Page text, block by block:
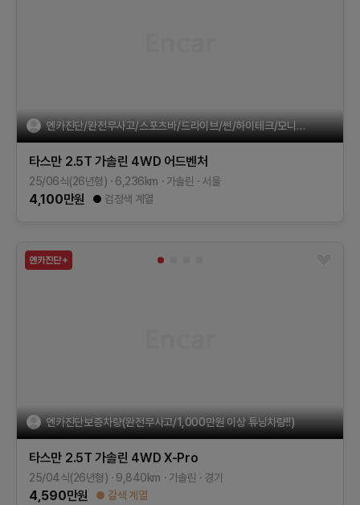
엔카진단/완전무사고/스포츠바/드라이브/썬/하이테크/모니터링
타스만 2.5T 가솔린 4WD 어드벤처
25/06식(26년형) 6,236km 가솔린 서울
4,100만원 검정색 계열
엔카진단보증차량(완전무사고/1,000만원 이상 튜닝차량!!)
타스만 2.5T 가솔린 4WD X-Pro
25/04식(26년형) 9,840km 가솔린 경기
4,590만원 갈색 계열